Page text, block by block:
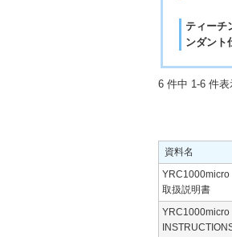
ティーチ
ンダント
6 件中 1-6 件表
資料名
YRC1000micro
取扱説明書
YRC1000micro